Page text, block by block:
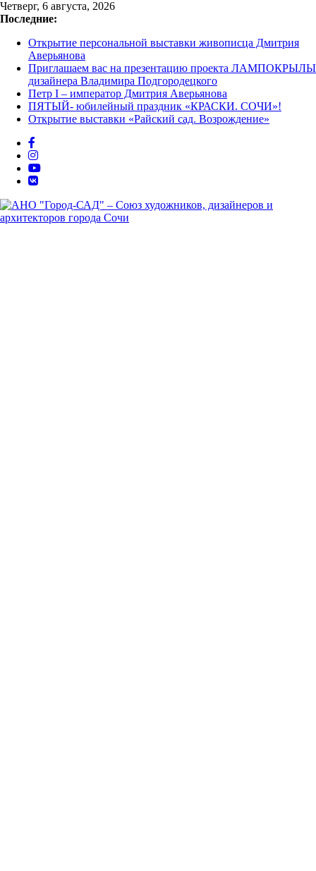
Перейти
к
Четверг, 6 августа, 2026
Последние:
Открытие персональной выставки живописца Дмитрия
Аверьянова
Приглашаем вас на презентацию проекта ЛАМПОКРЫЛЫ
дизайнера Владимира Подгородецкого
Петр I – император Дмитрия Аверьянова
ПЯТЫЙ- юбилейный праздник «КРАСКИ. СОЧИ»!
Открытие выставки «Райский сад. Возрождение»